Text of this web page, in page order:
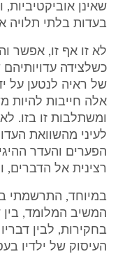
שאינן
בעדות בלתי תלויה
לא זו אף זו, אפשר
כשלצידה
של ראיה לנטען על
אלה חייבות להיות
ומשתלבות זו בזו.
לעיני מהשוואת
הפערים והעדר
רצינית אל הדברים,
במיוחד, התרשמתי
המשיב המלומד, בין
בחקירות, לבין
העיסוק של ילדיו